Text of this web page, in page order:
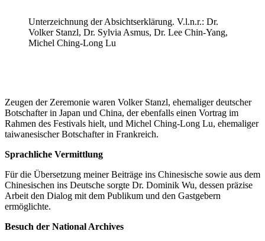
Unterzeichnung der Absichtserklärung. V.l.n.r.: Dr.
Volker Stanzl, Dr. Sylvia Asmus, Dr. Lee Chin-Yang,
Michel Ching-Long Lu
Zeugen der Zeremonie waren Volker Stanzl, ehemaliger deutscher
Botschafter in Japan und China, der ebenfalls einen Vortrag im
Rahmen des Festivals hielt, und Michel Ching-Long Lu, ehemaliger
taiwanesischer Botschafter in Frankreich.
Sprachliche Vermittlung
Für die Übersetzung meiner Beiträge ins Chinesische sowie aus dem
Chinesischen ins Deutsche sorgte Dr. Dominik Wu, dessen präzise
Arbeit den Dialog mit dem Publikum und den Gastgebern
ermöglichte.
Besuch der National Archives